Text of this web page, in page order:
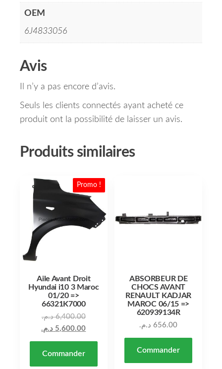
OEM
6J4833056
Avis
Il n’y a pas encore d’avis.
Seuls les clients connectés ayant acheté ce
produit ont la possibilité de laisser un avis.
Produits similaires
Promo !
Aile Avant Droit
Hyundai i10 3 Maroc
01/20 =>
66321K7000
6,400.00 د.م.
5,600.00 د.م.
Commander
ABSORBEUR DE
CHOCS AVANT
RENAULT KADJAR
MAROC 06/15 =>
620939134R
656.00 د.م.
Commander